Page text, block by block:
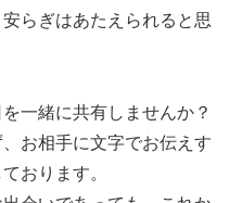
らぎはあたえられると思
一緒に共有しませんか？
お相手に文字でお伝えす
おります。